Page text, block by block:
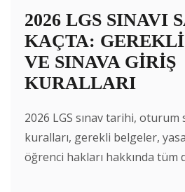
2026 LGS SINAVI
KAÇTA:
VE SINAVA GİRİŞ
KURALLARI
2026 LGS sınav tarihi, oturum
kuralları, gerekli belgeler,
öğrenci hakları hakkında tüm